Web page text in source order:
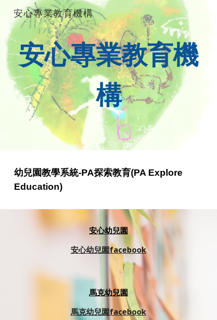
Skip to main content Skip to navigation
安心專業教育機構
安心專業教育機
構
幼兒園教學系統-PA探索教育(PA Explore
Education)
安心幼兒園
安心幼兒園facebook
馬克幼兒園
馬克幼兒園facebook